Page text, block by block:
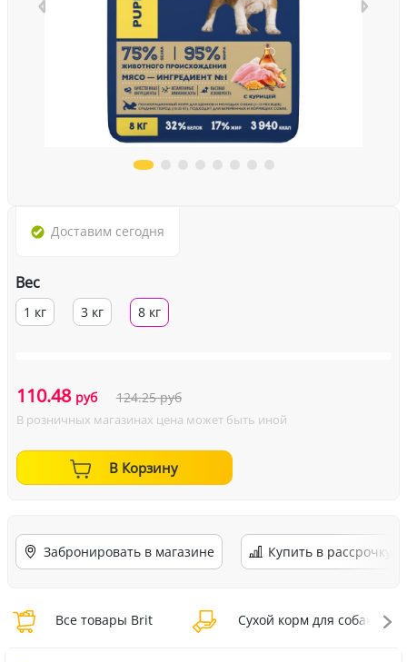
Доставим сегодня
Вес
1 кг 3 кг 8 кг
110.48 руб 124.25руб
В розничных магазинах цена может быть иной
В Корзину
Забронировать в магазине Купить в рассрочку
Все товары Brit Сухой корм для собак Brit